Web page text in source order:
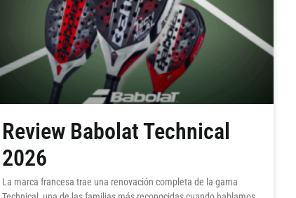
Review Babolat Technical
2026
La marca francesa trae una renovación completa de la gama